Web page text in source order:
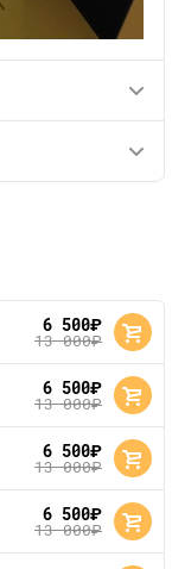
6 500руб.
13 000руб.
6 500руб.
13 000руб.
6 500руб.
13 000руб.
6 500руб.
13 000руб.